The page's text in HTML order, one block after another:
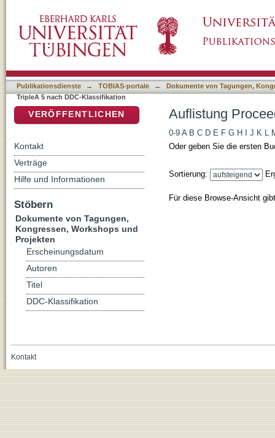
Publikationsdienste → TOBIAS-portale →
Dokumente von Tagungen,
TripleA 5 nach DDC-Klassifikation
Auflistung
0-9 A B C D E F G H J K L
Oder geben Sie die ersten
Sortierung:
Für diese Browse-Ansicht
VERÖFFENTLICHEN
Kontakt
Verträge
Hilfe und Informationen
Stöbern
Dokumente von Tagungen,
Kongressen, Workshops und
Projekten
Erscheinungsdatum
Autoren
Titel
DDC-Klassifikation
Kontakt